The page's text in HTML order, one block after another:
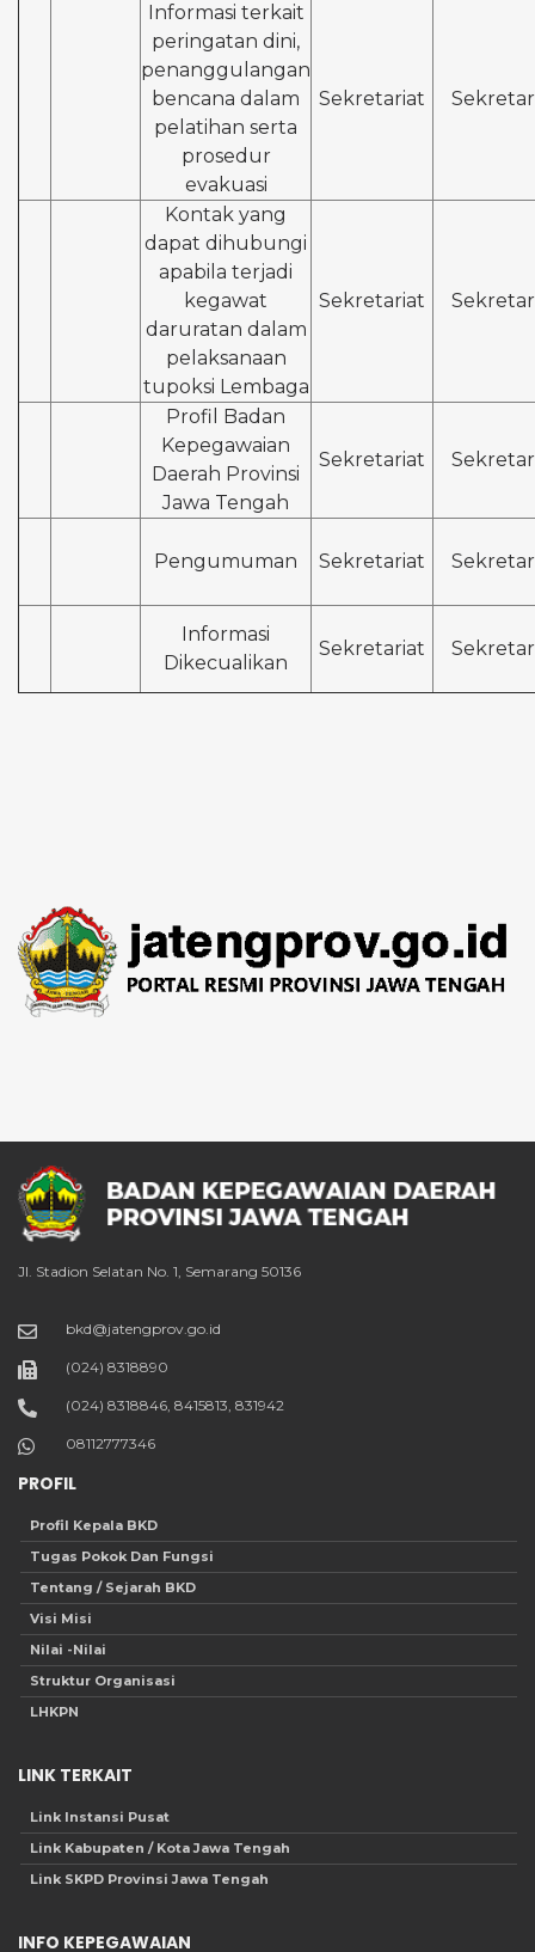
Informasi terkait
peringatan dini,
penanggulangan
bencana dalam
pelatihan serta
prosedur
evakuasi
Sekretariat
Kontak yang
dapat dihubungi
apabila terjadi
kegawat
daruratan dalam
pelaksanaan
tupoksi Lembaga
Sekretariat
Profil Badan
Kepegawaian
Daerah Provinsi
Jawa Tengah
Sekretariat
Pengumuman Sekretariat
Informasi
Dikecualikan
Sekretariat
Jl. Stadion Selatan No. 1, Semarang 50136
bkd@jatengprov.go.id
(024) 8318890
(024) 8318846, 8415813, 831942
08112777346
PROFIL
Profil Kepala BKD
Tugas Pokok Dan Fungsi
Tentang / Sejarah BKD
Visi Misi
Nilai -Nilai
Struktur Organisasi
LHKPN
LINK TERKAIT
Link Instansi Pusat
Link Kabupaten / Kota Jawa Tengah
Link SKPD Provinsi Jawa Tengah
INFO KEPEGAWAIAN